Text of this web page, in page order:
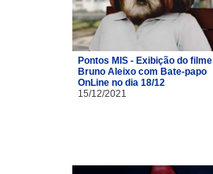
Pontos MIS - Exibição do filme
Bruno Aleixo com Bate-papo
OnLine no dia 18/12
15/12/2021